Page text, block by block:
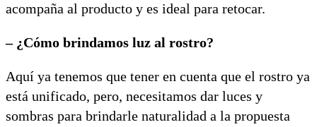
acompaña al producto y es ideal para retocar.
– ¿Cómo brindamos luz al rostro?
Aquí ya tenemos que tener en cuenta que el rostro ya
está unificado, pero, necesitamos dar luces y
sombras para brindarle naturalidad a la propuesta